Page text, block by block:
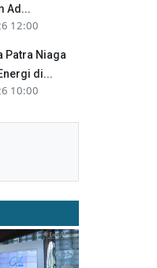
Ad...
12:00
Patra Niaga
di...
10:00